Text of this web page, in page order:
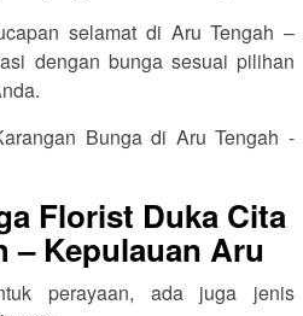
selamat di Aru Tengah –
dengan bunga sesuai pilihan
Florist Duka Cita
– Kepulauan Aru
perayaan, ada juga jenis